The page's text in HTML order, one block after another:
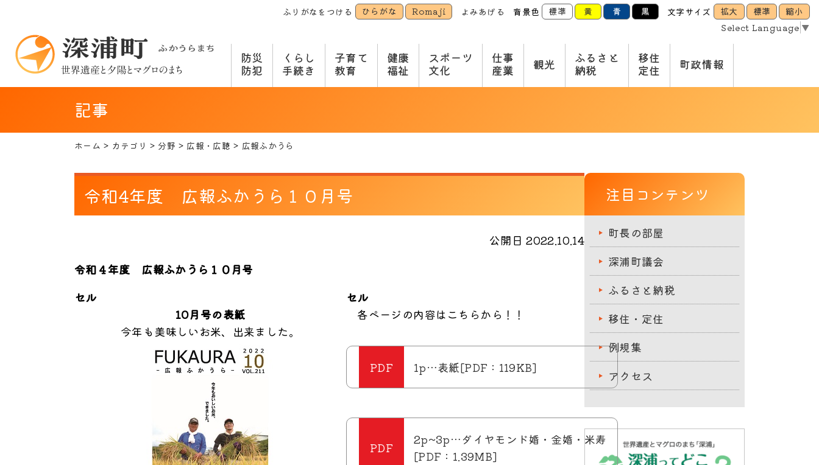
ふりがなをつける ひらがな Romaji よみあげる 背景色 標準 黄 青 黒 文字サイズ 拡大 標準
縮小
Select Language ▼
防災
防犯
くらし
手続き
子育て
教育
健康
福祉
スポーツ
文化
仕事
産業
観光
ふるさと
納税
移住
定住
町政情報
記事
ホーム カテゴリ 分野 広報・広聴 広報ふかうら
令和4年度 広報ふかうら１０月号
公開日 2022.10.14
令和４年度 広報ふかうら１０月号
セル
セル
10月号の表紙
今年も美味しいお米、出来ました。
各ページの内容はこちらから！！
1p…表紙[PDF：119KB]
2p~3p…ダイヤモンド婚・金婚・米寿
[PDF：1.39MB]
注目コンテンツ
町長の部屋
深浦町議会
ふるさと納税
移住・定住
例規集
アクセス